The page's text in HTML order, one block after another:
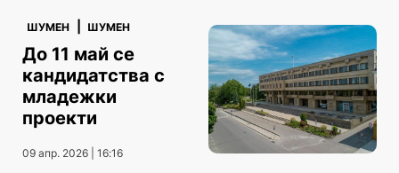
ШУМЕН ШУМЕН
До 11 май се
кандидатства с
младежки
проекти
09 апр. 2026 | 16:16